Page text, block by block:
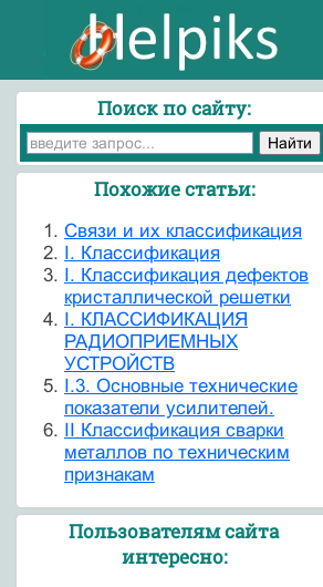
Поиск по сайту:
Похожие статьи:
Cвязи и их классификация
I. Классификация
I. Классификация дефектов
кристаллической решетки
I. КЛАССИФИКАЦИЯ
РАДИОПРИЕМНЫХ
УСТРОЙСТВ
I.3. Основные технические
показатели усилителей.
II Классификация сварки
металлов по техническим
признакам
Пользователям сайта
интересно: